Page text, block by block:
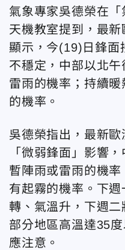
氣象專家吳德榮在
天機教室提到，最
顯示，今(19)日鋒面
不穩定，中部以北
雷雨的機率；持續
的機率。
吳德榮指出，最新
「微弱鋒面」影響
暫陣雨或雷雨的機
有起霧的機率。下
轉、氣溫升，下週
部分地區高溫達35
應注意。